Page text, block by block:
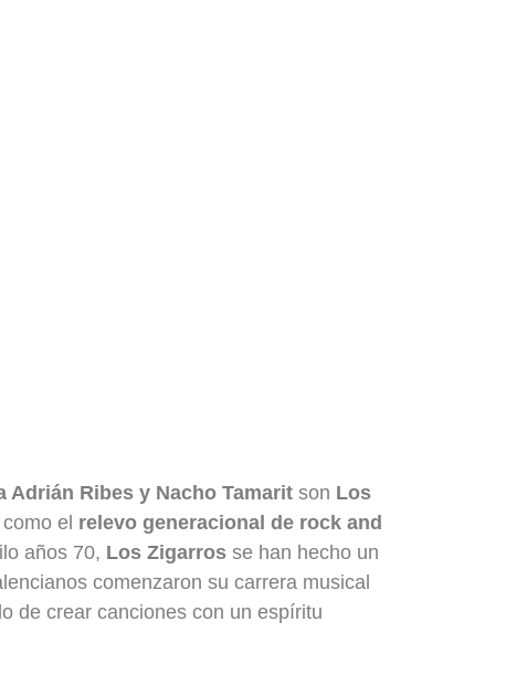
Ribes y Nacho Tamarit son Los
el relevo generacional de rock and
años 70, Los Zigarros se han hecho un
comenzaron su carrera musical
de crear canciones con un espíritu